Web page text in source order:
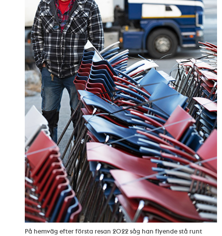
På hemväg efter första resan 2022 såg han flyende stå runt